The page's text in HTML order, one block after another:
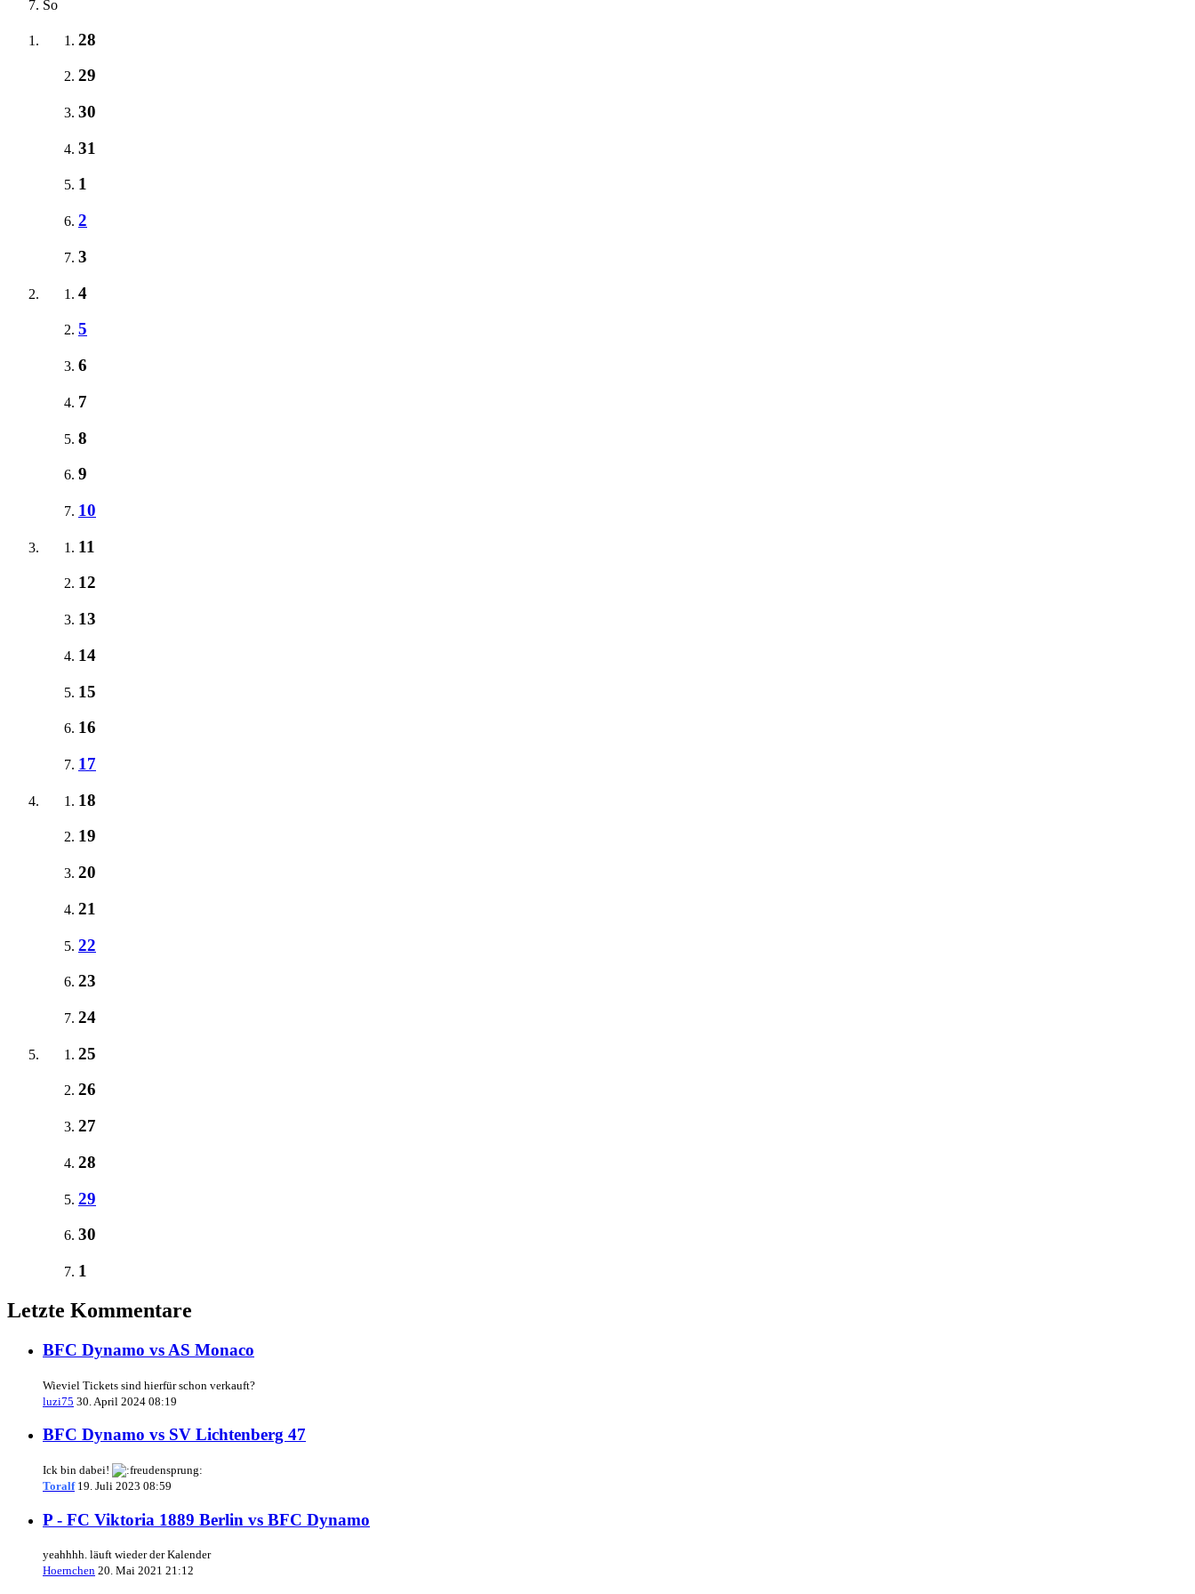
So
28
29
30
31
1
2
3
4
5
6
7
8
9
10
11
12
13
14
15
16
17
18
19
20
21
22
23
24
25
26
27
28
29
30
1
Letzte Kommentare
BFC Dynamo vs AS Monaco
Wieviel Tickets sind hierfür schon verkauft?
luzi75 30. April 2024 08:19
BFC Dynamo vs SV Lichtenberg 47
Ick bin dabei!
Toralf 19. Juli 2023 08:59
P - FC Viktoria 1889 Berlin vs BFC Dynamo
yeahhhh. läuft wieder der Kalender
Hoernchen 20. Mai 2021 21:12